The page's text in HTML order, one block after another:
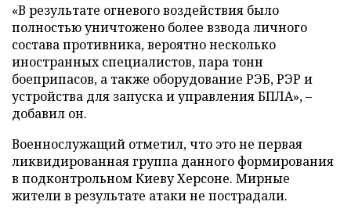
«В результате огневого воздействия было
полностью уничтожено более взвода личного
состава противника, вероятно несколько
иностранных специалистов, пара тонн
боеприпасов, а также оборудование РЭБ, РЭР и
устройства для запуска и управления БПЛА», –
добавил он.
Военнослужащий отметил, что это не первая
ликвидированная группа данного формирования
в подконтрольном Киеву Херсоне. Мирные
жители в результате атаки не пострадали.